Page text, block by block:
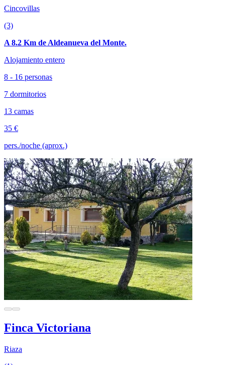
Cincovillas
(3)
A 8.2 Km de Aldeanueva del Monte.
Alojamiento entero
8 - 16 personas
7 dormitorios
13 camas
35 €
pers./noche (aprox.)
Finca Victoriana
Riaza